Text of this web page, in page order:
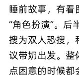
睡前故事，有
“角色扮演”。
搜为双人恐搜，
议带奶出发。整
点困意的时候都